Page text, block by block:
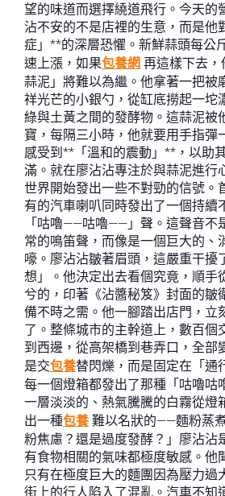
望的味道而選擇繞道飛行。今天的
沾不安的不是店裡的生意，而是他
症」**的深層恐懼。新鮮蒜頭每公
速上漲，如果包養網 再這樣下去，
蒜泥」將難以為繼。他拿著一把被
祥光芒的小銀勺，從缸底撈起一坨
綠與土黃之間的發酵物。這蒜泥被
寶，每隔三小時，他就要用手指彈
感受到**「溫和的震動」**，以助
滿。就在廖沾沾專注於與蒜泥進行
世界開始發出一些不對勁的信號。
有的汽車喇叭同時發出了一個持續
「咕嚕——咕嚕——」聲。這聲音不
常的鳴笛聲，而像是一個巨大的、
嚎。廖沾沾皺著眉頭，這嚴重干擾
想」。他決定出去看個究竟，順手
兮的，印著《沾醬秘笈》封面的皺
備不時之需。他一腳踏出店門，立
了。整條城市的主幹道上，數百個
到西邊，從高架橋到巷弄口，全部
是交包養替閃爍，而是固定在「通
每一個燈箱都發出了那種「咕嚕咕
一層淡淡的、熱氣騰騰的白霧從燈
出一種包養 難以名狀的——麵粉蒸
粉焦慮？還是過度發酵？」廖沾沾
有食物相關的氣味都極度敏感。他
只有在極度巨大的麵團因為壓力過
街上的行人陷入了混亂。汽車不知